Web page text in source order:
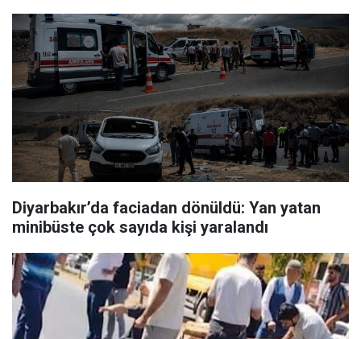
Diyarbakır’da faciadan dönüldü: Yan yatan
minibüste çok sayıda kişi yaralandı